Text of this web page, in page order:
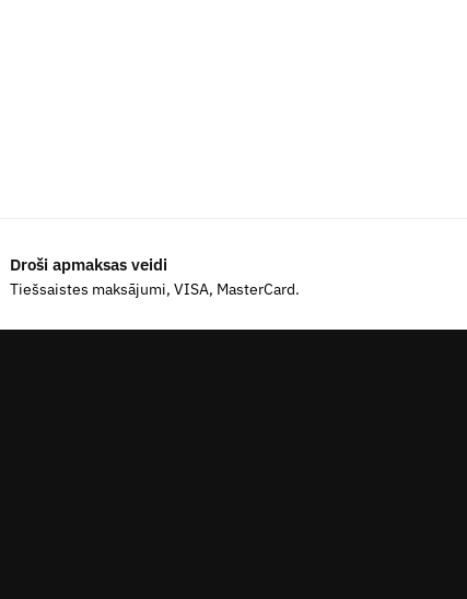
Droši apmaksas veidi
Tiešsaistes maksājumi, VISA, MasterCard.